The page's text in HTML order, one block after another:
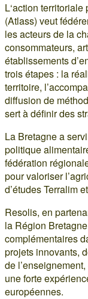
L‘action
(Atlass) veut
les acteurs de la
consommateurs,
établissements
trois étapes : la
territoire,
diffusion de
sert à définir des
La Bretagne a
politique
fédération
pour valoriser
d’études Terralim et
Resolis, en
la Région
complémentaires
projets innovants,
de
une forte
européennes.